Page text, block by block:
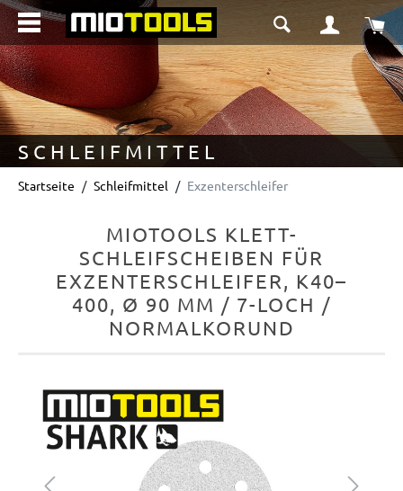
springen
SCHLEIFMITTEL
Startseite Schleifmittel Exzenterschleifer
MIOTOOLS KLETT-
SCHLEIFSCHEIBEN FÜR
EXZENTERSCHLEIFER, K40–
400, Ø 90 MM / 7-LOCH /
NORMALKORUND
Bildergalerie überspringen